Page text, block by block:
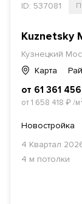
ID: 537081
Kuznetsky
Кузнецкий
Карта
от 61 361 456
от 1 658 418 ₽/
Новостройка
4 Квартал
4 м потолки